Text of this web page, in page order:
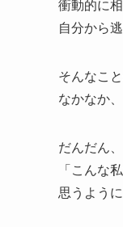
衝動的に
自分から
そんなこ
なかなか
だんだん、
「こんな
思うよう